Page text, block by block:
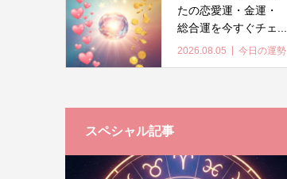
たの恋愛運・金運・
総合運を今すぐチェ...
2026.08.05 今日の運勢
スペシャル記事